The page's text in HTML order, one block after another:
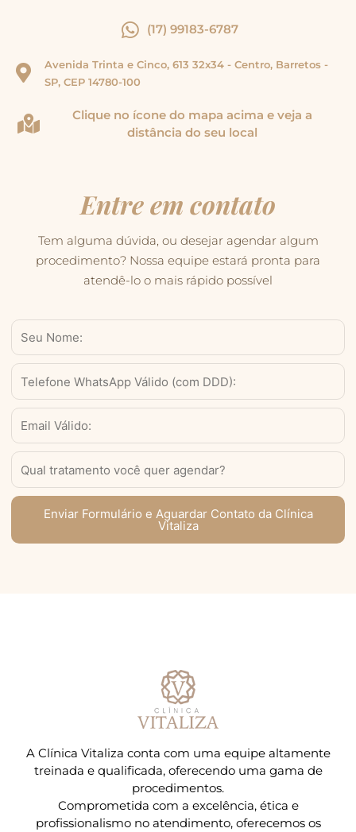
(17) 99183-6787
Avenida Trinta e Cinco, 613 32x34 - Centro, Barretos -
SP, CEP 14780-100
Clique no ícone do mapa acima e veja a
distância do seu local
Entre em contato
Tem alguma dúvida, ou desejar agendar algum
procedimento? Nossa equipe estará pronta para
atendê-lo o mais rápido possível
Nome
WhatsApp
Válido
(com
DDD)
Email
Serviço
Enviar Formulário e Aguardar Contato da Clínica
Vitaliza
A Clínica Vitaliza conta com uma equipe altamente
treinada e qualificada, oferecendo uma gama de
procedimentos.
Comprometida com a excelência, ética e
profissionalismo no atendimento, oferecemos os